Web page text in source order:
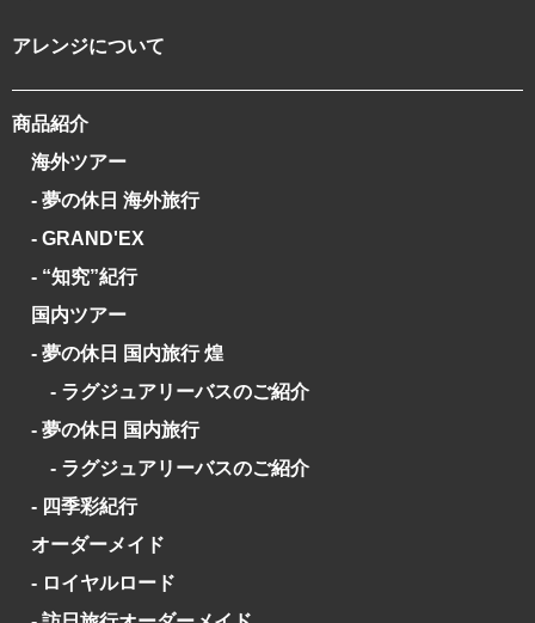
アレンジについて
商品紹介
海外ツアー
- 夢の休日 海外旅行
- GRAND'EX
- “知究”紀行
国内ツアー
- 夢の休日 国内旅行 煌
- ラグジュアリーバスのご紹介
- 夢の休日 国内旅行
- ラグジュアリーバスのご紹介
- 四季彩紀行
オーダーメイド
- ロイヤルロード